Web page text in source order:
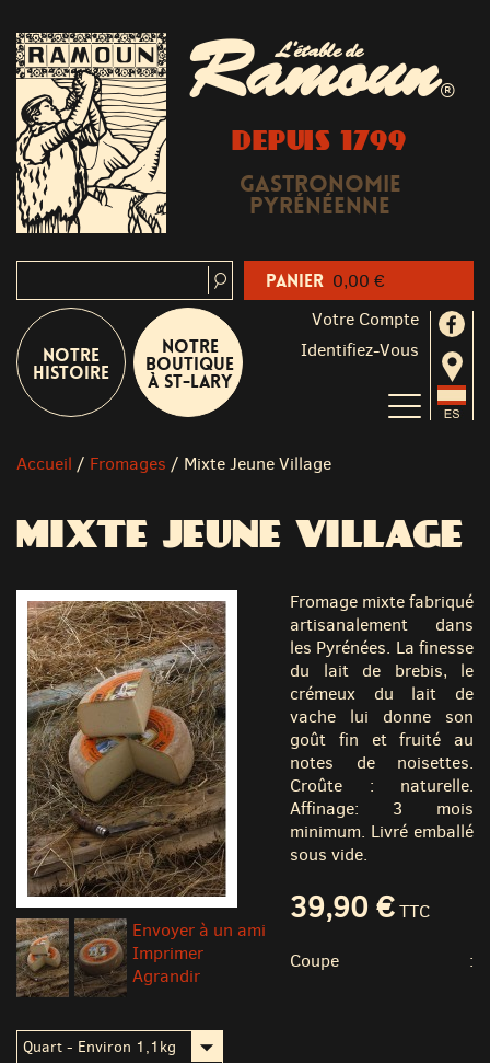
L'étable de
Ramoun®
DEPUIS 1799
Gastronomie
Pyrénéenne
Votre Compte
Identifiez-Vous
Notre
Histoire
Notre
boutique
à St-Lary
Accueil / Fromages / Mixte Jeune Village
MIXTE JEUNE VILLAGE
Envoyer à un ami
Imprimer
Agrandir
Fromage mixte fabriqué
artisanalement dans
les Pyrénées. La finesse
du lait de brebis, le
crémeux du lait de
vache lui donne son
goût fin et fruité au
notes de noisettes.
Croûte : naturelle.
Affinage: 3 mois
minimum. Livré emballé
sous vide.
39,90 €TTC
Coupe :
Panier 0,00 €